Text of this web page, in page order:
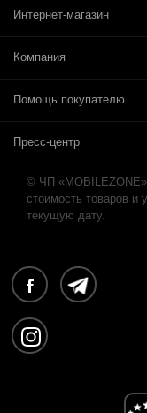
Интернет-магазин
Компания
Помощь покупателю
Пресс-центр
© ЧП
стоимость товаров и
текущую дату.